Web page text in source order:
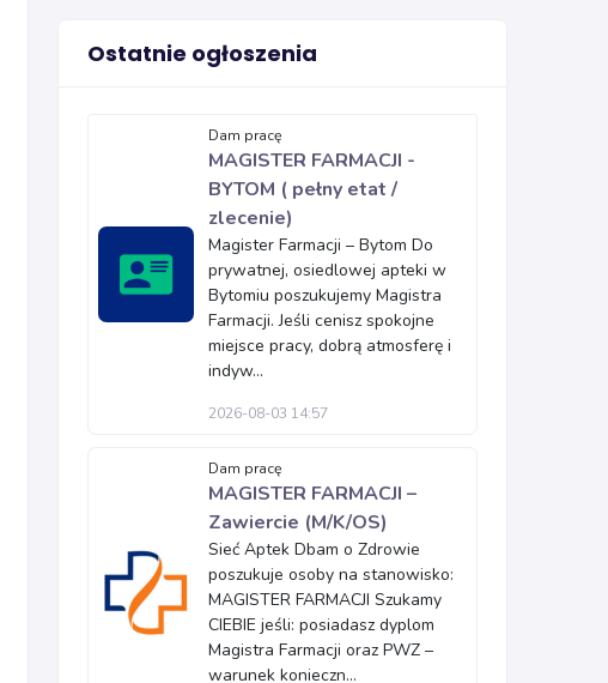
Ostatnie ogłoszenia
Dam pracę
MAGISTER FARMACJI -
BYTOM ( pełny etat /
zlecenie)
Magister Farmacji – Bytom Do
prywatnej, osiedlowej apteki w
Bytomiu poszukujemy Magistra
Farmacji. Jeśli cenisz spokojne
miejsce pracy, dobrą atmosferę i
indyw...
2026-08-03 14:57
Dam pracę
MAGISTER FARMACJI –
Zawiercie (M/K/OS)
Sieć Aptek Dbam o Zdrowie
poszukuje osoby na stanowisko:
MAGISTER FARMACJI Szukamy
CIEBIE jeśli: posiadasz dyplom
Magistra Farmacji oraz PWZ –
warunek konieczn...